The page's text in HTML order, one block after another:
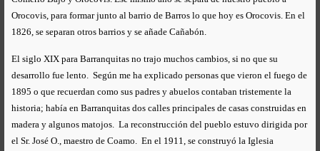
Orocovis, para formar junto al barrio de Barros lo que hoy es Orocovis. En el
1826, se separan otros barrios y se añade Cañabón.
El siglo XIX para Barranquitas no trajo muchos cambios, si no que su
desarrollo fue lento. Según me ha explicado personas que vieron el fuego de
1895 o que recuerdan como sus padres y abuelos contaban tristemente la
historia; había en Barranquitas dos calles principales de casas construidas en
madera y algunos matojos. La reconstrucción del pueblo estuvo dirigida por
el Sr. José O., maestro de Coamo. En el 1911, se construyó la Iglesia